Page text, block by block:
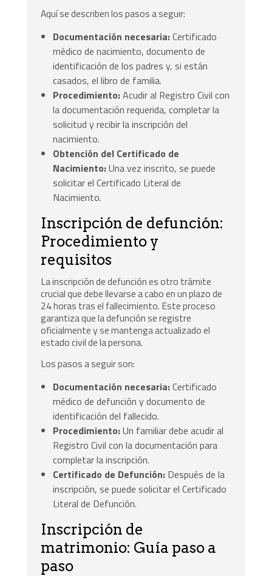
Aquí se describen los pasos a seguir:
Documentación necesaria:Certificado
médico de nacimiento, documento de
identificación de los padres y, si están
casados, el libro de familia.
Procedimiento:Acudir al Registro Civil con
la documentación requerida, completar la
solicitud y recibir la inscripción del
nacimiento.
Obtención del Certificado de
Nacimiento:Una vez inscrito, se puede
solicitar el Certificado Literal de
Nacimiento.
Inscripción de defunción:
Procedimiento y
requisitos
La inscripción de defunción es otro trámite
crucial que debe llevarse a cabo en un plazo de
24 horas tras el fallecimiento. Este proceso
garantiza que la defunción se registre
oficialmente y se mantenga actualizado el
estado civil de la persona.
Los pasos a seguir son:
Documentación necesaria:Certificado
médico de defunción y documento de
identificación del fallecido.
Procedimiento:Un familiar debe acudir al
Registro Civil con la documentación para
completar la inscripción.
Certificado de Defunción: Después de la
inscripción, se puede solicitar el Certificado
Literal de Defunción.
Inscripción de
matrimonio: Guía paso a
paso